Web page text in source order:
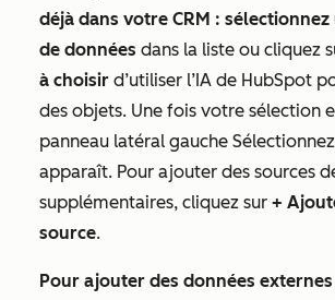
déjà dans votre CRM : sélectionnez
de données dans la liste ou cliquez
à choisir d’utiliser l’IA de HubSpot
des objets. Une fois votre sélection
panneau latéral gauche
apparaît. Pour ajouter des sources
supplémentaires, cliquez sur +
source.
Pour ajouter des données externes